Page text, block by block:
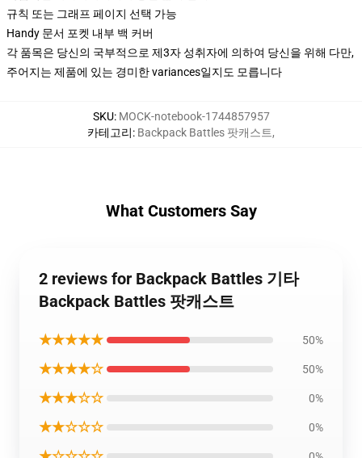
규칙 또는 그래프 페이지 선택 가능
Handy 문서 포켓 내부 백 커버
각 품목은 당신의 국부적으로 제3자 성취자에 의하여 당신을 위해 다만,
주어지는 제품에 있는 경미한 variances일지도 모릅니다
SKU: MOCK-notebook-1744857957
카테고리: Backpack Battles 팟캐스트,
What Customers Say
2 reviews for Backpack Battles 기타
Backpack Battles 팟캐스트
★★★★★ 50%
★★★★☆ 50%
★★★☆☆ 0%
★★☆☆☆ 0%